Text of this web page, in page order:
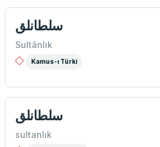
سلطانلق
Sultânlık
Kamus-ı Türki
سلطانلق
sultanlık